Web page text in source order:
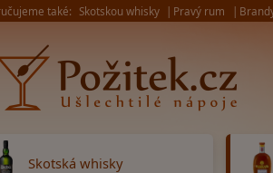
také: Skotskou whisky Pravý rum
Skotská whisky